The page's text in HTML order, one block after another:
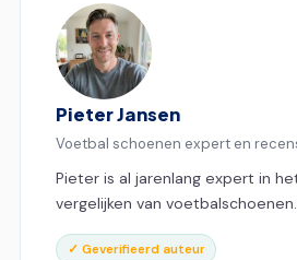
Pieter Jansen
Voetbal schoenen expert en
Pieter is al jarenlang expert in
vergelijken van voetbalschoenen.
✓ Geverifieerd auteur